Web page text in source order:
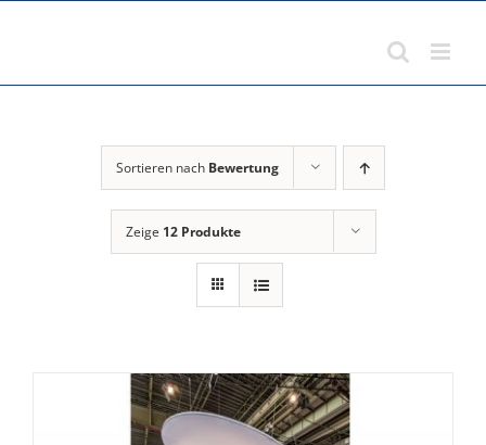
Sortieren nach Bewertung
Zeige 12 Produkte